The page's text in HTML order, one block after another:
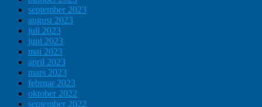
september 2023
august 2023
juli 2023
juni 2023
mai 2023
april 2023
mars 2023
februar 2023
oktober 2022
september 2022